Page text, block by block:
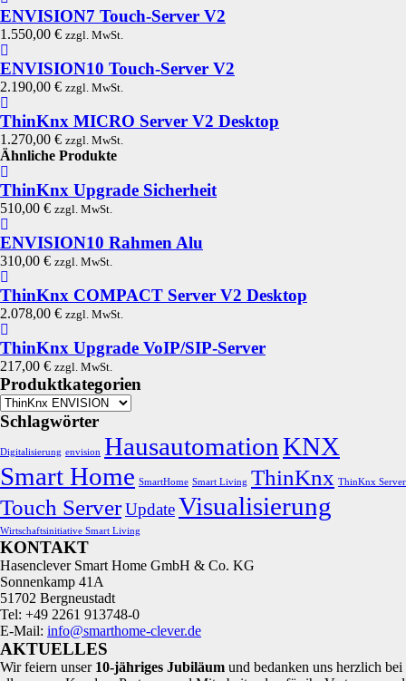
ENVISION7 Touch-Server V2
1.550,00 € zzgl. MwSt.
ENVISION10 Touch-Server V2
2.190,00 € zzgl. MwSt.
ThinKnx MICRO Server V2 Desktop
1.270,00 € zzgl. MwSt.
Ähnliche Produkte
ThinKnx Upgrade Sicherheit
510,00 € zzgl. MwSt.
ENVISION10 Rahmen Alu
310,00 € zzgl. MwSt.
ThinKnx COMPACT Server V2 Desktop
2.078,00 € zzgl. MwSt.
ThinKnx Upgrade VoIP/SIP-Server
217,00 € zzgl. MwSt.
Produktkategorien
Schlagwörter
Digitalisierung envision HausautomationKNX
Smart Home SmartHome Smart Living ThinKnx ThinKnx Server
Touch ServerUpdateVisualisierung
Wirtschaftsinitiative Smart Living
KONTAKT
Hasenclever Smart Home GmbH & Co. KG
Sonnenkamp 41A
51702 Bergneustadt
Tel: +49 2261 913748-0
E-Mail: info@smarthome-clever.de
AKTUELLES
Wir feiern unser 10‑jähriges Jubiläum und bedanken uns herzlich bei